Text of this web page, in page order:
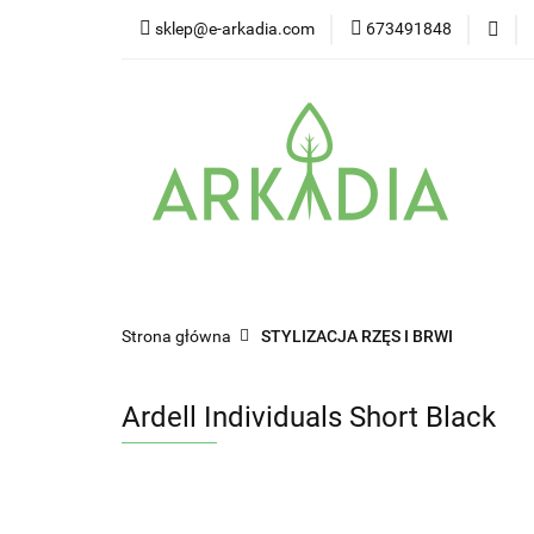
sklep@e-arkadia.com 673491848
Kategorie
Strona główna STYLIZACJA RZĘS I BRWI
Ardell Individuals Short Black